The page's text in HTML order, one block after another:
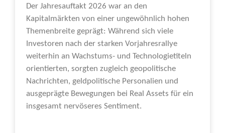
Der Jahresauftakt 2026 war an den
Kapitalmärkten von einer ungewöhnlich hohen
Themenbreite geprägt: Während sich viele
Investoren nach der starken Vorjahresrallye
weiterhin an Wachstums- und Technologietiteln
orientierten, sorgten zugleich geopolitische
Nachrichten, geldpolitische Personalien und
ausgeprägte Bewegungen bei Real Assets für ein
insgesamt nervöseres Sentiment.